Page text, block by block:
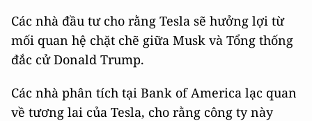
Các nhà đầu tư cho rằng Tesla sẽ hưởng lợi từ
mối quan hệ chặt chẽ giữa Musk và Tổng thống
đắc cử Donald Trump.
Các nhà phân tích tại Bank of America lạc quan
về tương lai của Tesla, cho rằng công ty này